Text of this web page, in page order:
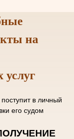
на
услуг
в личный
его судом